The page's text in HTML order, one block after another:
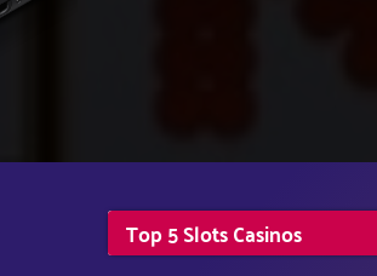
Top 5 Slots Casinos